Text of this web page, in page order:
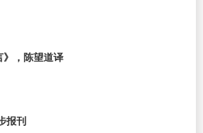
，陈望道译
报刊